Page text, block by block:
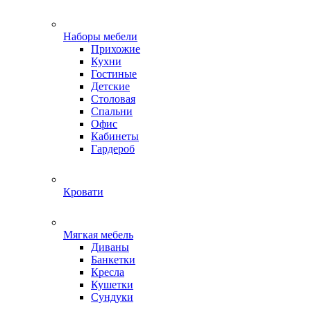
Наборы мебели
Прихожие
Кухни
Гостиные
Детские
Столовая
Спальни
Офис
Кабинеты
Гардероб
Кровати
Мягкая мебель
Диваны
Банкетки
Кресла
Кушетки
Сундуки